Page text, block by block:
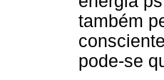
também
pode-se